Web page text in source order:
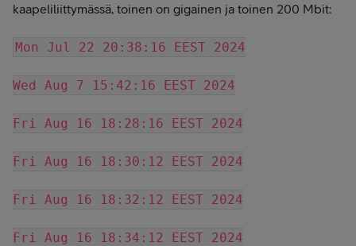
kaapeliliittymässä, toinen on gigainen ja toinen 200 Mbit:
Mon Jul 22 20:38:16 EEST 2024
Wed Aug 7 15:42:16 EEST 2024
Fri Aug 16 18:28:16 EEST 2024
Fri Aug 16 18:30:12 EEST 2024
Fri Aug 16 18:32:12 EEST 2024
Fri Aug 16 18:34:12 EEST 2024